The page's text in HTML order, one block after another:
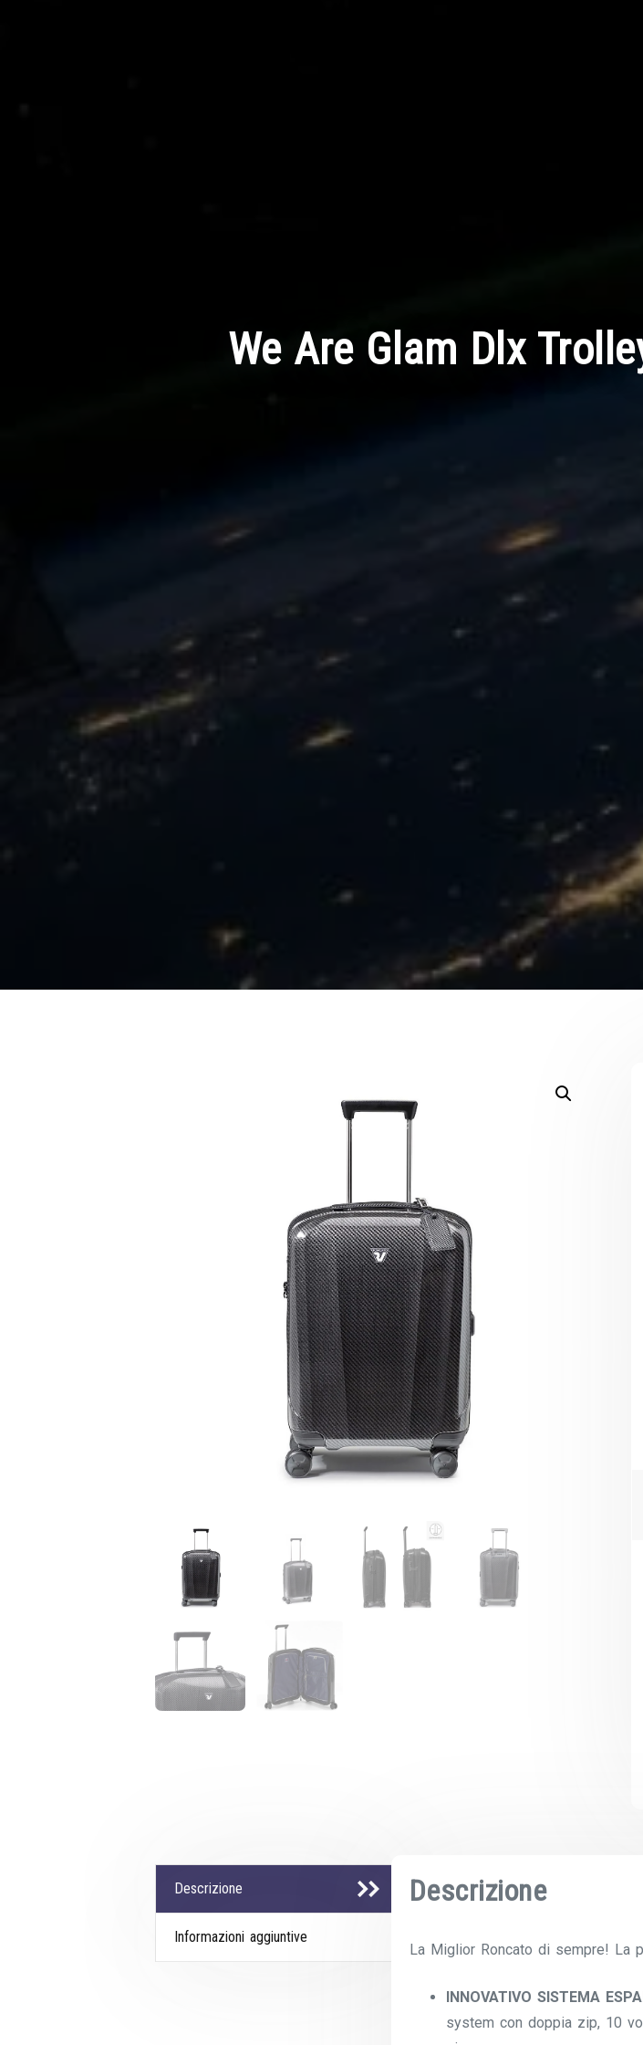
We Are Glam Dlx
Descrizione
Informazioni aggiuntive
Descrizione
La Miglior Roncato di sempre! La
INNOVATIVO SISTEMA
system con doppia zip, 10